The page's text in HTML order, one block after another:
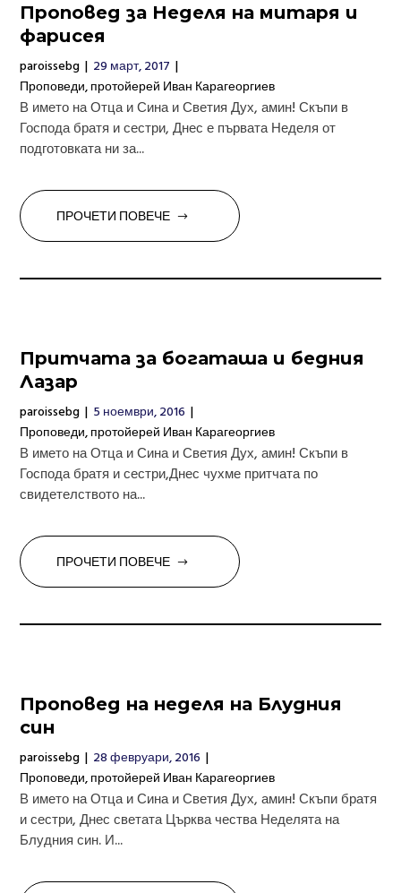
Проповед за Неделя на митаря и
фарисея
paroissebg | 29 март, 2017 |
Проповеди, протойерей Иван Карагеоргиев
В името на Отца и Сина и Светия Дух, амин! Скъпи в
Господа братя и сестри, Днес е първата Неделя от
подготовката ни за...
ПРОЧЕТИ ПОВЕЧЕ
Притчата за богаташа и бедния
Лазар
paroissebg | 5 ноември, 2016 |
Проповеди, протойерей Иван Карагеоргиев
В името на Отца и Сина и Светия Дух, амин! Скъпи в
Господа братя и сестри,Днес чухме притчата по
свидетелството на...
ПРОЧЕТИ ПОВЕЧЕ
Проповед на неделя на Блудния
син
paroissebg | 28 февруари, 2016 |
Проповеди, протойерей Иван Карагеоргиев
В името на Отца и Сина и Светия Дух, амин! Скъпи братя
и сестри, Днес светата Църква чества Неделята на
Блудния син. И...